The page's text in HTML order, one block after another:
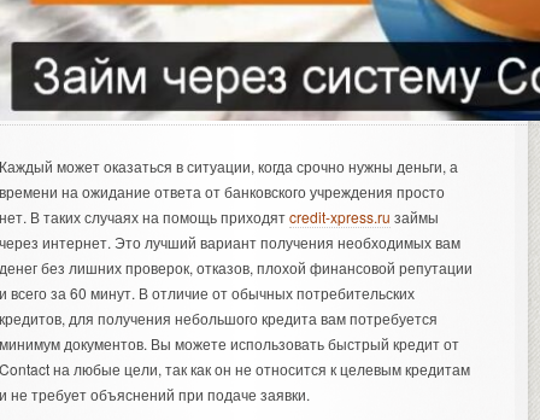
может оказаться в ситуации, когда срочно нужны деньги, а
на ожидание ответа от банковского учреждения просто
В таких случаях на помощь приходятcredit-xpress.ru займы
интернет. Это лучший вариант получения необходимых вам
без лишних проверок, отказов, плохой финансовой репутации
всего за 60 минут. В отличие от обычных потребительских
для получения небольшого кредита вам потребуется
документов. Вы можете использовать быстрый кредит от
на любые цели, так как он не относится к целевым кредитам
не требует объяснений при подаче заявки.